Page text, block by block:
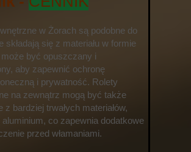
w Żorach są podobne do
składają się z materiału w formie
być opuszczany i
aby zapewnić ochronę
i prywatność. Rolety
na zewnątrz mogą być także
z bardziej trwałych materiałów,
co zapewnia dodatkowe
przed włamaniami.